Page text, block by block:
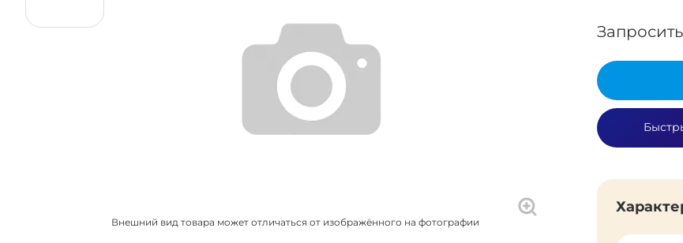
Внешний вид товара может отличаться от изображённого на фотографии